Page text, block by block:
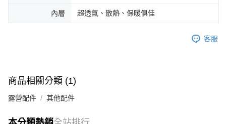
內層 超透氣、散熱、保暖俱佳
客服
商品相關分類 (1)
露營配件 其他配件